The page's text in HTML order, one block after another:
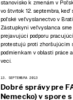
stanovisko k zmenám v
vo štvrtok 12. septembra,
poľské veľvyslanectvo v
Zástupkyni veľvyslanca sme
prejavujúci podporu
protestujú proti zhoršujúcim
podmienkam v oblasti práce
vecí.
13. SEPTEMBRA 2013
Dobré správy pre
Nemecko) v spore s